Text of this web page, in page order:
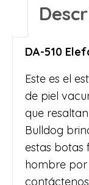
DA-510
Este es el
de piel
que
Bulldog
estas botas
hombre